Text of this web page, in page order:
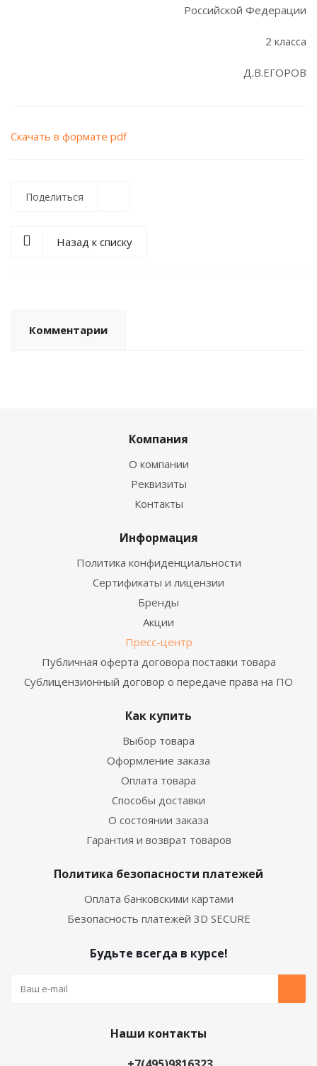
Российской Федерации
2 класса
Д.В.ЕГОРОВ
Скачать в формате pdf
Поделиться
Назад к списку
Комментарии
Компания
О компании
Реквизиты
Контакты
Информация
Политика конфиденциальности
Сертификаты и лицензии
Бренды
Акции
Пресс-центр
Публичная оферта договора поставки товара
Сублицензионный договор о передаче права на ПО
Как купить
Выбор товара
Оформление заказа
Оплата товара
Способы доставки
О состоянии заказа
Гарантия и возврат товаров
Политика безопасности платежей
Оплата банковскими картами
Безопасность платежей 3D SECURE
Будьте всегда в курсе!
Наши контакты